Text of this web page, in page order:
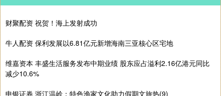
财聚配资 祝贺！海上发射成功
牛人配资 保利发展以6.81亿元新增海南三亚核心区宅地
维嘉资本 丰盛生活服务发布中期业绩 股东应占溢利2.16亿港元同比
减少10.6%
申银证券 浙江温岭：特色渔家文化助力假期文旅热(9)